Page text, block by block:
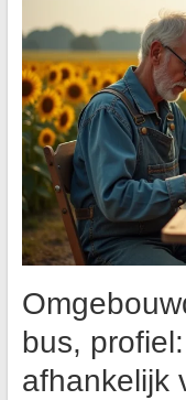
bus,
afhankelijk